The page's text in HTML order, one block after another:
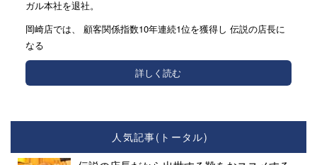
ガル本社を退社。
岡崎店では、 顧客関係指数10年連続1位を獲得し 伝説の店長に
なる
詳しく読む
人気記事(トータル)